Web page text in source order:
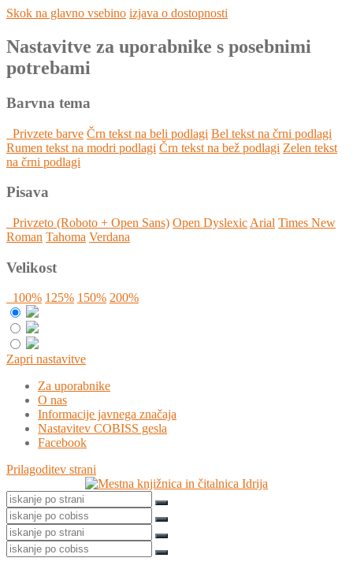
Skok na glavno vsebino izjava o dostopnosti
Nastavitve za uporabnike s posebnimi
potrebami
Barvna tema
Privzete barve Črn tekst na beli podlagi Bel tekst na črni podlagi
Rumen tekst na modri podlagi Črn tekst na bež podlagi Zelen tekst
na črni podlagi
Pisava
Privzeto (Roboto + Open Sans) Open Dyslexic Arial Times New
Roman Tahoma Verdana
Velikost
100% 125% 150% 200%
Zapri nastavitve
Za uporabnike
O nas
Informacije javnega značaja
Nastavitev COBISS gesla
Facebook
Prilagoditev strani